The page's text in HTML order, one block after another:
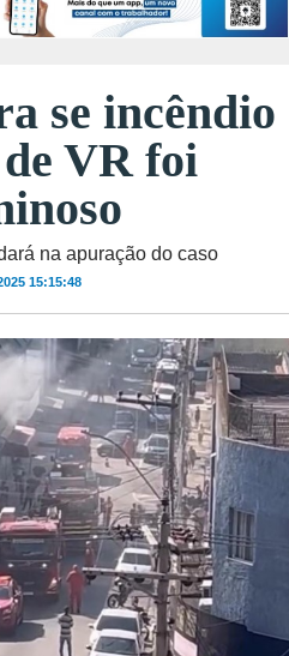
se incêndio
VR foi
na apuração do caso
15:15:48